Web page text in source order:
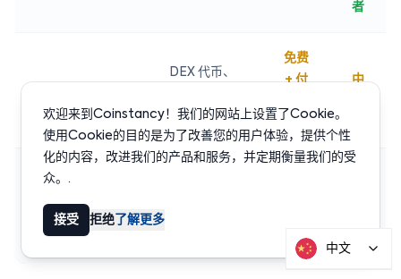
者
DEX 代币、
交易对
免费
+ 付
中
交易所图表
（Binance，
Coinbase）
户）
欢迎来到Coinstancy！我们的网站上设置了Cookie。
使用Cookie的目的是为了改善您的用户体验，提供个性
化的内容，改进我们的产品和服务，并定期衡量我们的受
众。.
接受 拒绝 了解更多
中文